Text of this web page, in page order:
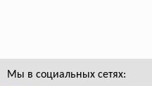
Мы в социальных сетях: